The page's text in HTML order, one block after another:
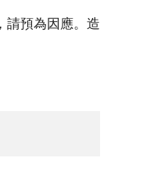
請預為因應。造